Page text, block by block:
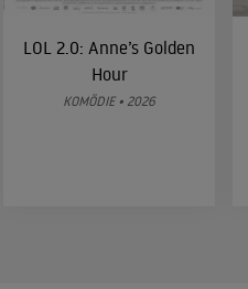
LOL 2.0: Anne’s Golden
Hour
KOMÖDIE • 2026